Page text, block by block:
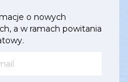
o nowych
a w ramach powitania